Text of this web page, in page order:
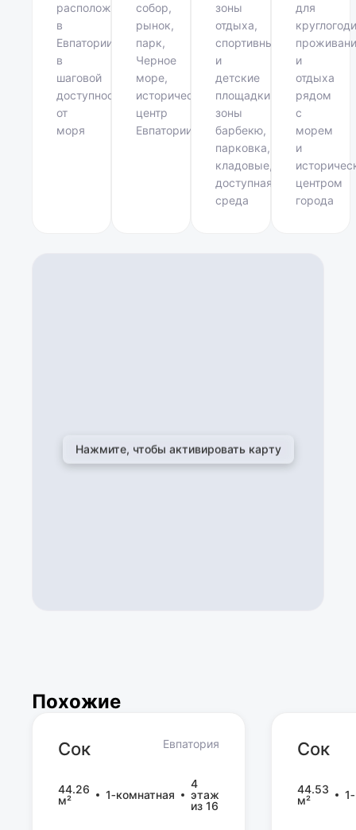
расположен
в
Евпатории,
в
шаговой
доступности
от
моря
собор,
рынок,
парк,
Черное
море,
исторический
центр
Евпатории
зоны
отдыха,
спортивные
и
детские
площадки,
зоны
барбекю,
парковка,
кладовые,
доступная
среда
для
и
отдыха
рядом
с
морем
и
центром
города
Похожие
Сок Евпатория
44.26
м²
1‑комнатная
4
этаж
из 16
Сок
44.53
м²